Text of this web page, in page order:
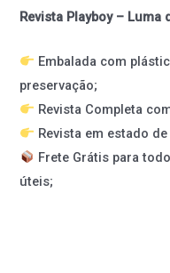
Revista Playboy – Luma
Embalada com
preservação;
Revista Completa
Revista em estado
Frete Grátis para
úteis;